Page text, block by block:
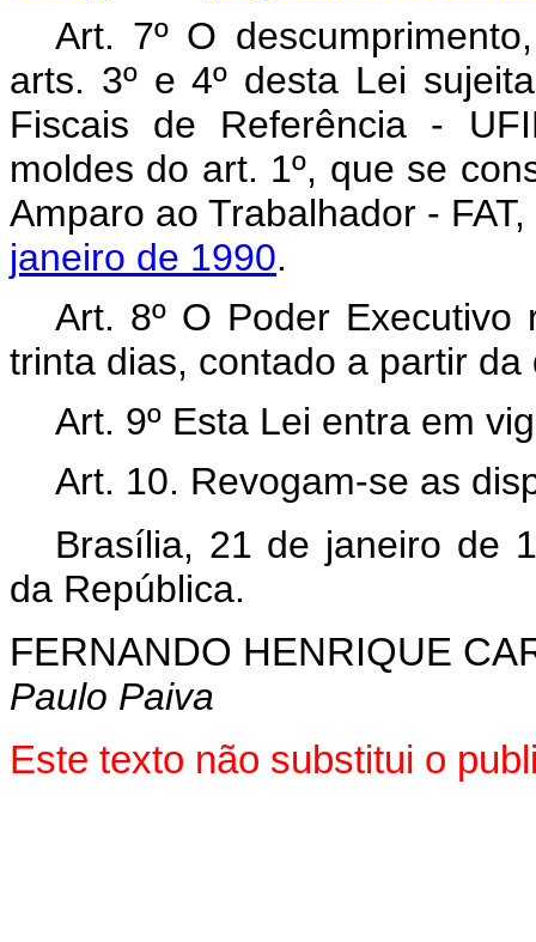
Art. 7º O
arts. 3º e 4º desta Lei
Fiscais de Referência -
moldes do art. 1º, que se
Amparo ao Trabalhador -
janeiro de 1990.
Art. 8º O Poder
trinta dias, contado a partir
Art. 9º Esta Lei entra em
Art. 10. Revogam-se as
Brasília, 21 de janeiro de
da República.
FERNANDO HENRIQUE
Paulo Paiva
Este texto não substitui o